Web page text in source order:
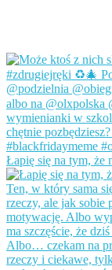
Łapię się na tym, że